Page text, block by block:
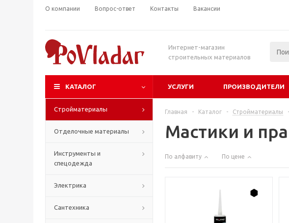
О компании Вопрос-ответ Контакты Вакансии
Интернет-магазин
строительных материалов
КАТАЛОГ УСЛУГИ ПРОИЗВОДИТЕЛИ
Стройматериалы
Отделочные материалы
Инструменты и
спецодежда
Электрика
Сантехника
Главная - Каталог - Стройматериалы -
Мастики и
По алфавиту По цене